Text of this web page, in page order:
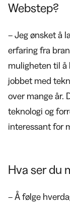
Webstep?
– Jeg ønsket å
erfaring fra
muligheten til å
jobbet med
over mange år.
teknologi og
interessant for
Hva ser du
– Å følge